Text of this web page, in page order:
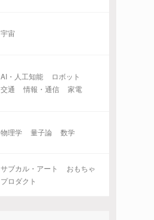
宇宙
AI・人工知能
ロボット
交通
情報・通信 家電
物理学 量子論 数学
サブカル・アート
おもちゃ
プロダクト